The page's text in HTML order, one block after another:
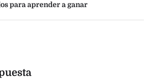
para aprender a ganar